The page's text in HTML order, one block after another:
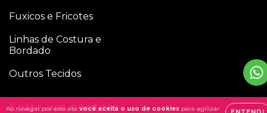
Ao navegar por este sitevocê aceita o uso de cookies para agilizar
Fuxicos e Fricotes
Linhas de Costura e
Bordado
Outros Tecidos
Entre em contato